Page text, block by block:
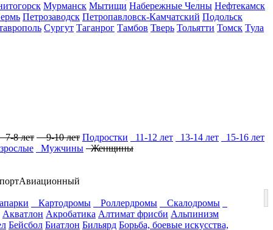
Мурманск Мытищи Набережные Челны Нефтекамск
Петрозаводск Петропавловск-Камчатский Подольск
Сургут Таганрог Тамбов Тверь Тольятти Томск Тула
8 лет 9-10 лет Подростки 11-12 лет 13-14 лет
15-16 лет
Мужчины Женщины
Авиационный
Картодромы Роллердромы
Скалодромы
Акватлон Акробатика Алтимат фрисби Альпинизм
Бейсбол Биатлон Бильярд Борьба, боевые искусства,